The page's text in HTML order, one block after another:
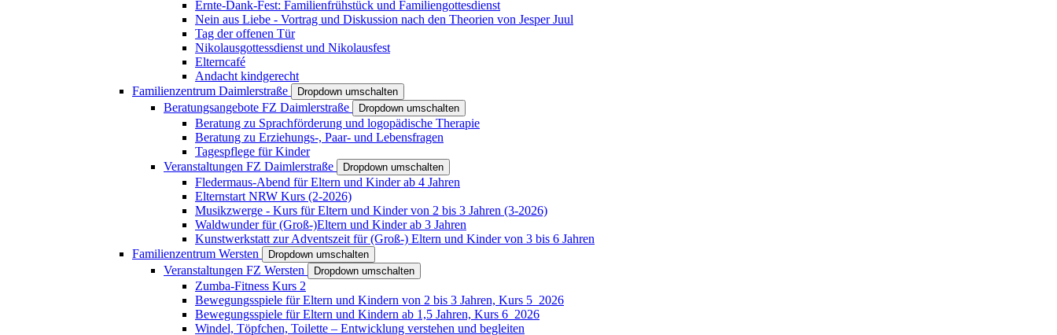
Ernte-Dank-Fest: Familienfrühstück und Familiengottesdienst
Nein aus Liebe - Vortrag und Diskussion nach den Theorien von Jesper Juul
Tag der offenen Tür
Nikolausgottessdienst und Nikolausfest
Elterncafé
Andacht kindgerecht
Familienzentrum Daimlerstraße
Dropdown umschalten
Beratungsangebote FZ Daimlerstraße Dropdown umschalten
Beratung zu Sprachförderung und logopädische Therapie
Beratung zu Erziehungs-, Paar- und Lebensfragen
Tagespflege für Kinder
Veranstaltungen FZ Daimlerstraße
Dropdown umschalten
Fledermaus-Abend für Eltern und Kinder ab 4 Jahren
Elternstart NRW Kurs (2-2026)
Musikzwerge - Kurs für Eltern und Kinder von 2 bis 3 Jahren (3-2026)
Waldwunder für (Groß-)Eltern und Kinder ab 3 Jahren
Kunstwerkstatt zur Adventszeit für (Groß-) Eltern und Kinder von 3 bis 6 Jahren
Familienzentrum Wersten
Dropdown umschalten
Veranstaltungen FZ Wersten Dropdown umschalten
Zumba-Fitness Kurs 2
Bewegungsspiele für Eltern und Kindern von 2 bis 3 Jahren, Kurs 5_2026
Bewegungsspiele für Eltern und Kindern ab 1,5 Jahren, Kurs 6_2026
Windel, Töpfchen, Toilette – Entwicklung verstehen und begleiten